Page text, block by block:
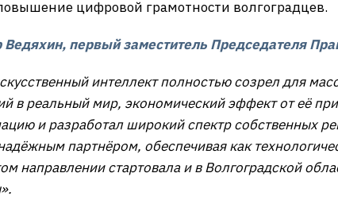
цифровой грамотности волгоградцев.
первый заместитель Председателя
интеллект полностью созрел для
в реальный мир, экономический эффект от её
и разработал широкий спектр собственных
партнёром, обеспечивая как
направлении стартовала и в Волгоградской
».